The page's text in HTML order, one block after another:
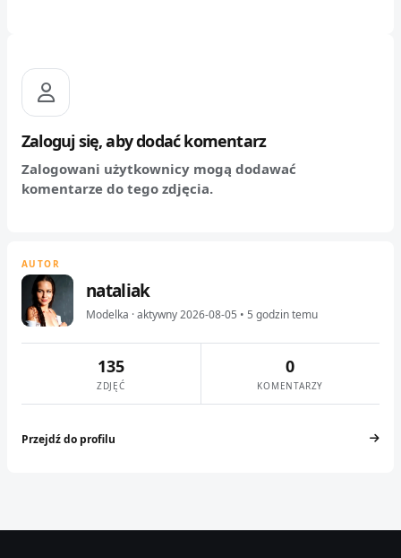
Zaloguj się, aby dodać komentarz
Zalogowani użytkownicy mogą dodawać
komentarze do tego zdjęcia.
AUTOR
nataliak
Modelka · aktywny 2026-08-05 • 5 godzin temu
135
ZDJĘĆ
0
KOMENTARZY
Przejdź do profilu